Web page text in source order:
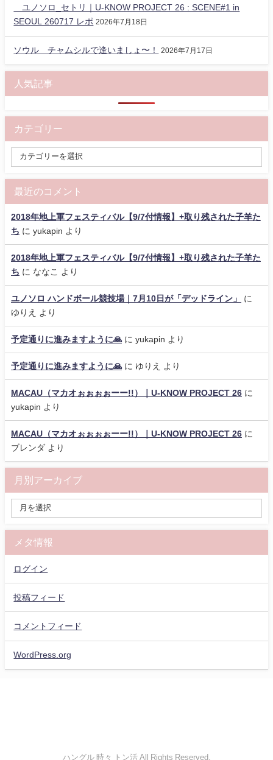
ユノソロ_セトリ｜U-KNOW PROJECT 26 : SCENE#1 in
SEOUL 260717 レポ 2026年7月18日
ソウル チャムシルで逢いましょ〜！ 2026年7月17日
人気記事
カテゴリー
最近のコメント
2018年地上軍フェスティバル【9/7付情報】+取り残された子羊た
ち に yukapin より
2018年地上軍フェスティバル【9/7付情報】+取り残された子羊た
ち に ななこ より
ユノソロ ハンドボール競技場｜7月10日が「デッドライン」
に
ゆりえ
より
予定通りに進みますように🙏 に yukapin より
予定通りに進みますように🙏 に ゆりえ より
MACAU（マカオぉぉぉぉーー!!）｜U-KNOW PROJECT 26 に
yukapin より
MACAU（マカオぉぉぉぉーー!!）｜U-KNOW PROJECT 26 に
ブレンダ より
月別アーカイブ
メタ情報
ログイン
投稿フィード
コメントフィード
WordPress.org
ハングル 時々 トン活 All Rights Reserved.